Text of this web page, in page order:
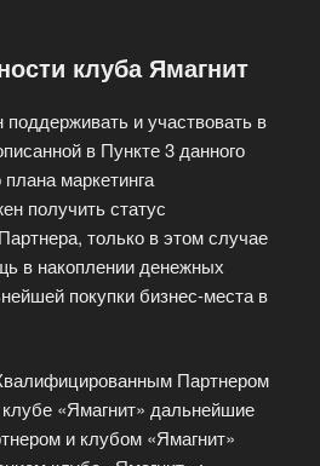
клуба Ямагнит
и участвовать в
в Пункте 3 данного
маркетинга
получить статус
только в этом случае
в накоплении денежных
покупки бизнес-места в
Партнером
«Ямагнит» дальнейшие
и клубом «Ямагнит»